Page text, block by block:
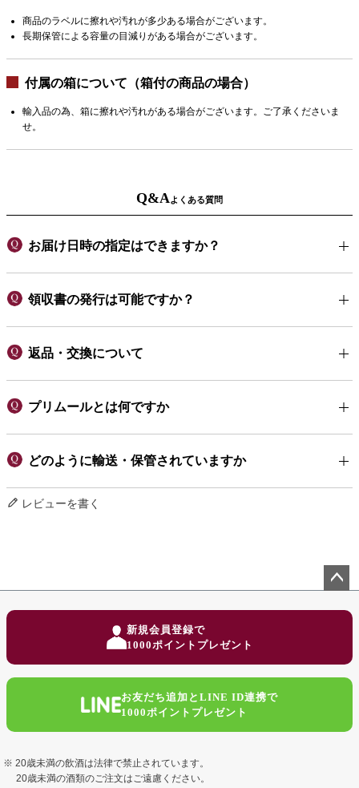
商品のラベルに擦れや汚れが多少ある場合がございます。
長期保管による容量の目減りがある場合がございます。
付属の箱について（箱付の商品の場合）
輸入品の為、箱に擦れや汚れがある場合がございます。ご了承くださいま
せ。
Q&Aよくある質問
お届け日時の指定はできますか？
領収書の発行は可能ですか？
返品・交換について
プリムールとは何ですか
どのように輸送・保管されていますか
レビューを書く
新規会員登録で
1000ポイントプレゼント
お友だち追加とLINE ID連携で
1000ポイントプレゼント
20歳未満の飲酒は法律で禁止されています。
20歳未満の酒類のご注文はご遠慮ください。